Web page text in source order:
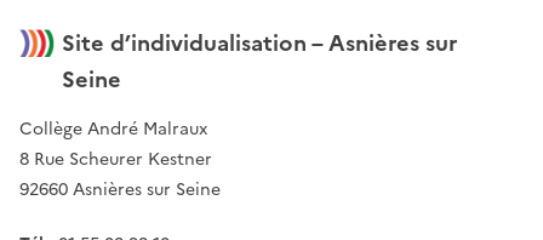
Site d’individualisation – Asnières sur
Seine
Collège André Malraux
8 Rue Scheurer Kestner
92660 Asnières sur Seine